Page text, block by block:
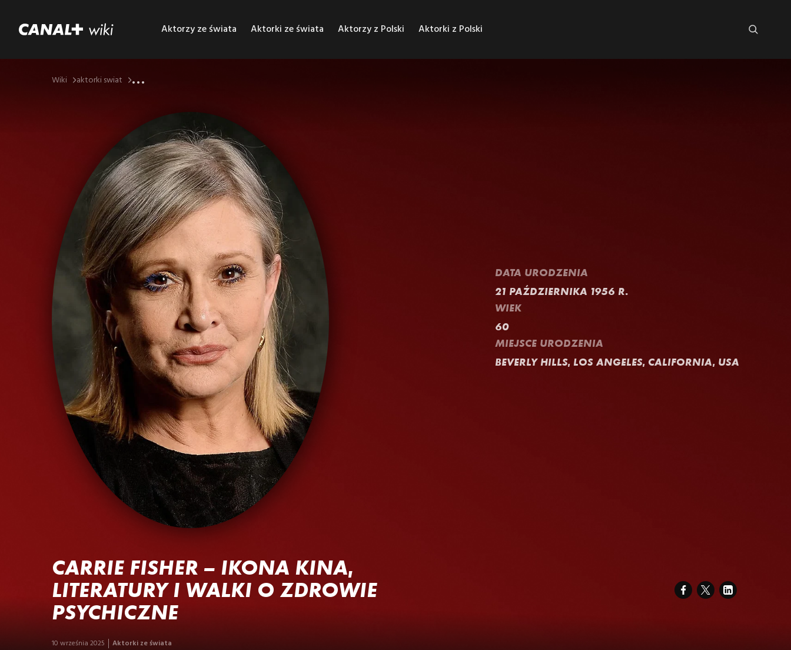
Aktorzy ze świata Aktorki ze świata Aktorzy z Polski Aktorki z Polski
Wiki aktorki swiat ...
DATA URODZENIA
21 PAŹDZIERNIKA 1956 R.
WIEK
60
MIEJSCE URODZENIA
BEVERLY HILLS, LOS ANGELES, CALIFORNIA, USA
CARRIE FISHER – IKONA KINA,
LITERATURY I WALKI O ZDROWIE
PSYCHICZNE
10 września 2025 Aktorki ze świata